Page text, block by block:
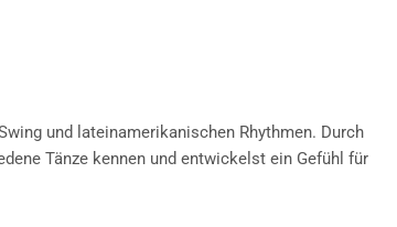
und lateinamerikanischen Rhythmen. Durch
Tänze kennen und entwickelst ein Gefühl für